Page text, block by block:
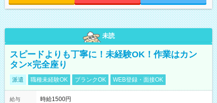
未読
スピードよりも丁寧に！未経験OK！作業はカン
タン×完全座り
派遣 職種未経験OK ブランクOK WEB登録・面接OK
給与
時給1500円